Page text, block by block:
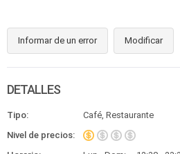
Informar de un error Modificar
DETALLES
Tipo:
Café, Restaurante
Nivel de precios: